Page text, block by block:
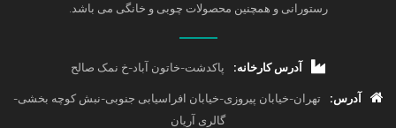
رستورانی و همچنین محصولات چوبی و خانگی می باشد.
آدرس کارخانه: پاکدشت-خاتون آباد-خ نمک صالح
آدرس:
تهران-خیابان پیروزی-خیابان افراسیابی جنوبی-نبش کوچه بخشی-
گالری آریان